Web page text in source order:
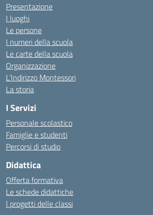
Presentazione
I luoghi
Le persone
I numeri della scuola
Le carte della scuola
Organizzazione
L’Indirizzo Montessori
La storia
I Servizi
Personale scolastico
Famiglie e studenti
Percorsi di studio
Didattica
Offerta formativa
Le schede didattiche
I progetti delle classi